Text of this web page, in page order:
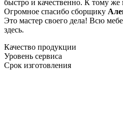
быстро и качественно. К тому
Огромное спасибо сборщику
Это мастер своего дела! Всю
здесь.
Качество продукции
Уровень сервиса
Срок изготовления